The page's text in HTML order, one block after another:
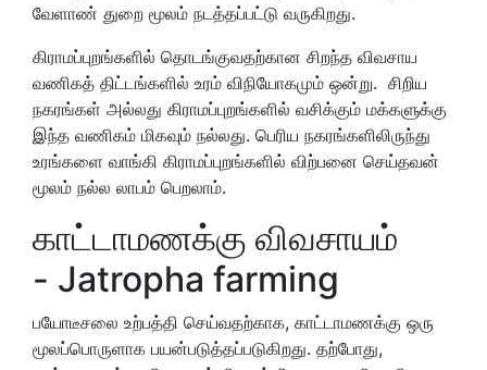
வேளாண் துறை மூலம் நடத்தப்பட்டு வருகிறது.
கிராமப்புறங்களில் தொடங்குவதற்கான சிறந்த விவசாய
வணிகத் திட்டங்களில் உரம் விநியோகமும் ஒன்று. சிறிய
நகரங்கள் அல்லது கிராமப்புறங்களில் வசிக்கும் மக்களுக்கு
இந்த வணிகம் மிகவும் நல்லது. பெரிய நகரங்களிலிருந்து
உரங்களை வாங்கி கிராமப்புறங்களில் விற்பனை செய்தவன்
மூலம் நல்ல லாபம் பெறலாம்.
காட்டாமணக்கு விவசாயம்
- Jatropha farming
பயோடீசலை உற்பத்தி செய்வதற்காக, காட்டாமணக்கு ஒரு
மூலப்பொருளாக பயன்படுத்தப்படுகிறது. தற்போது, ​​